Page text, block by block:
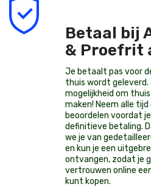
Betaal bij
& Proefrit
Je betaalt pas voor
thuis wordt
mogelijkheid om
maken! Neem alle
beoordelen voordat
definitieve betaling.
we je van
en kun je een
ontvangen, zodat je
vertrouwen online
kunt kopen.